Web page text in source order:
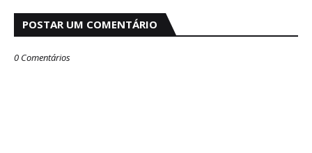
POSTAR UM COMENTÁRIO
0 Comentários